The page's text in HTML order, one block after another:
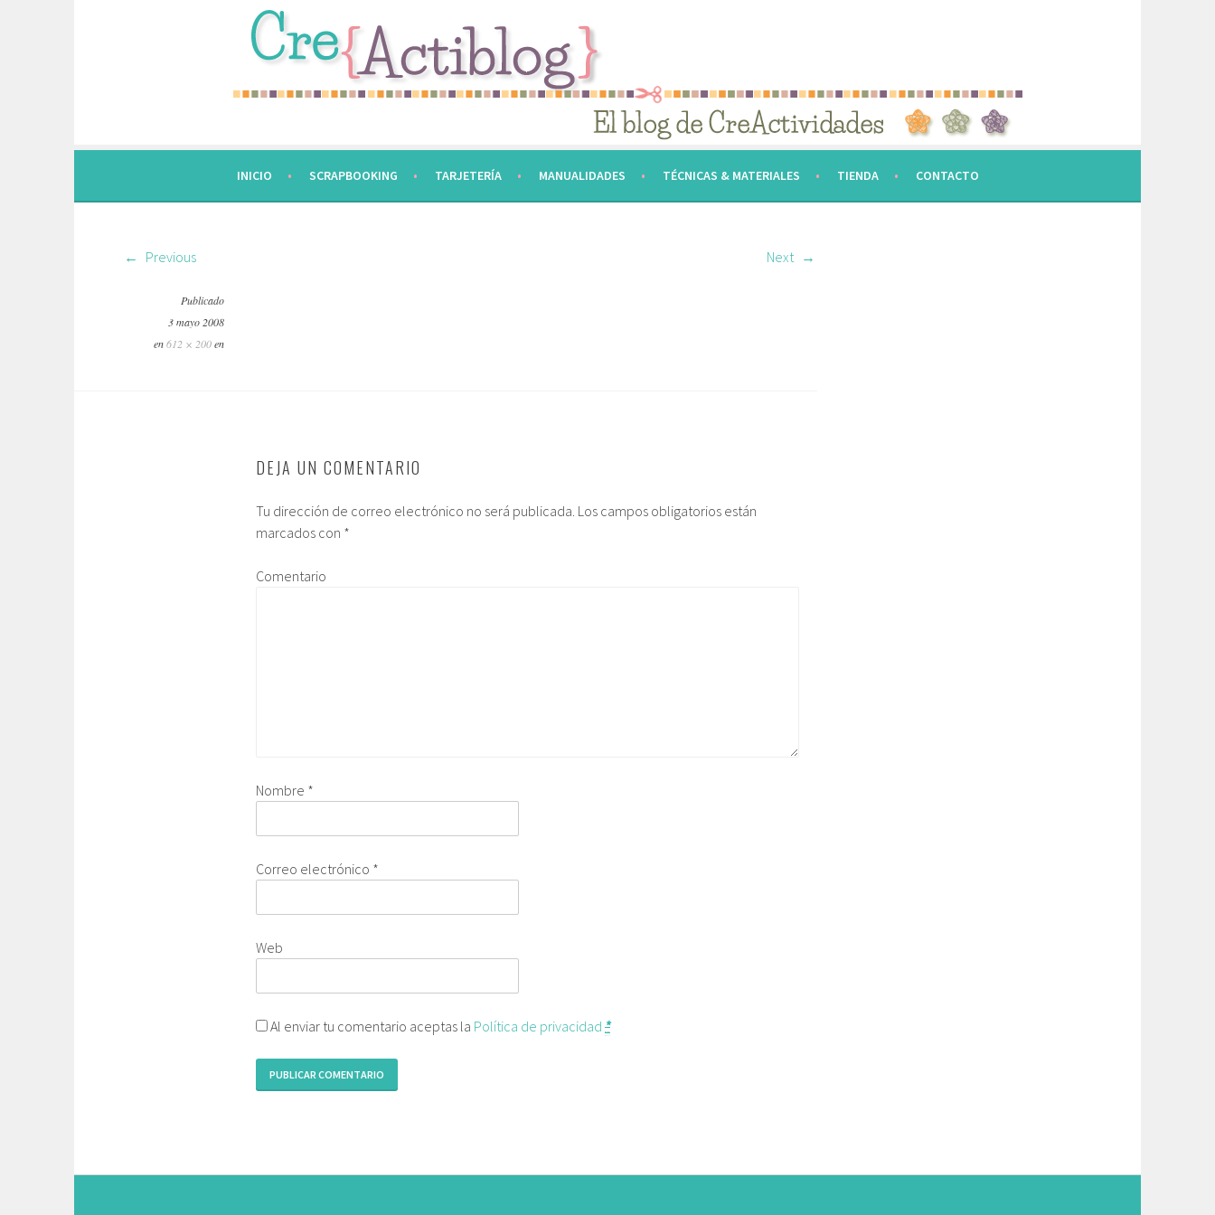
INICIO SCRAPBOOKING TARJETERÍA MANUALIDADES TÉCNICAS & MATERIALES TIENDA CONTACTO
Previous Next
Publicado
3 mayo 2008
en612 × 200en
DEJA UN COMENTARIO
Tu dirección de correo electrónico no será publicada. Los campos obligatorios están
marcados con *
Comentario
Nombre *
Correo electrónico *
Web
Al enviar tu comentario aceptas la Política de privacidad *